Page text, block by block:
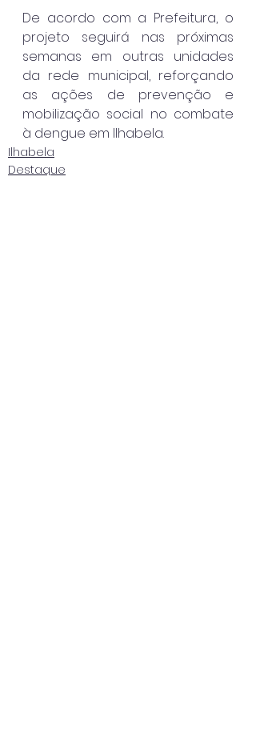
De acordo com a Prefeitura, o
projeto seguirá nas próximas
semanas em outras unidades
da rede municipal, reforçando
as ações de prevenção e
mobilização social no combate
à dengue em Ilhabela.
Ilhabela
Destaque